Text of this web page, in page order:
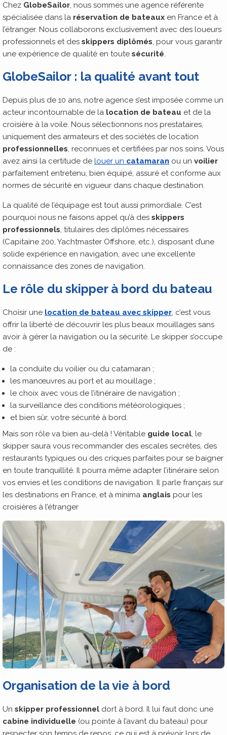
Chez GlobeSailor, nous sommes une agence référente
spécialisée dans la réservation de bateaux en France et à
l’étranger. Nous collaborons exclusivement avec des loueurs
professionnels et des skippers diplômés, pour vous garantir
une expérience de qualité en toute sécurité.
GlobeSailor : la qualité avant tout
Depuis plus de 10 ans, notre agence s’est imposée comme un
acteur incontournable de la location de bateau et de la
croisière à la voile. Nous sélectionnons nos prestataires,
uniquement des armateurs et des sociétés de location
professionnelles, reconnues et certifiées par nos soins. Vous
avez ainsi la certitude de louer un catamaran ou un voilier
parfaitement entretenu, bien équipé, assuré et conforme aux
normes de sécurité en vigueur dans chaque destination.
La qualité de l’équipage est tout aussi primordiale. C’est
pourquoi nous ne faisons appel qu’à des skippers
professionnels, titulaires des diplômes nécessaires
(Capitaine 200, Yachtmaster Offshore, etc.), disposant d’une
solide expérience en navigation, avec une excellente
connaissance des zones de navigation.
Le rôle du skipper à bord du bateau
Choisir une location de bateau avec skipper, c’est vous
offrir la liberté de découvrir les plus beaux mouillages sans
avoir à gérer la navigation ou la sécurité. Le skipper s’occupe
de :
la conduite du voilier ou du catamaran ;
les manœuvres au port et au mouillage ;
le choix avec vous de l’itinéraire de navigation ;
la surveillance des conditions météorologiques ;
et bien sûr, votre sécurité à bord.
Mais son rôle va bien au-delà ! Véritable guide local , le
skipper saura vous recommander des escales secrètes, des
restaurants typiques ou des criques parfaites pour se baigner
en toute tranquillité. Il pourra même adapter l’itinéraire selon
vos envies et les conditions de navigation. Il parle français sur
les destinations en France, et à minima anglais pour les
croisières à l’étranger
Organisation de la vie à bord
Un skipper professionnel dort à bord. Il lui faut donc une
cabine individuelle (ou pointe à l’avant du bateau) pour